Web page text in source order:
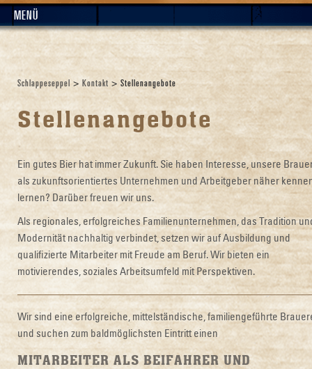
MENÜ
Schlappeseppel > Kontakt > Stellenangebote
Stellenangebote
Ein gutes Bier hat immer Zukunft. Sie haben Interesse, unsere
als zukunftsorientiertes Unternehmen und Arbeitgeber näher
lernen? Darüber freuen wir uns.
Als regionales, erfolgreiches Familienunternehmen, das Tradition
Modernität nachhaltig verbindet, setzen wir auf Ausbildung und
qualifizierte Mitarbeiter mit Freude am Beruf. Wir bieten ein
motivierendes, soziales Arbeitsumfeld mit Perspektiven.
Wir sind eine erfolgreiche, mittelständische, familiengeführte
und suchen zum baldmöglichsten Eintritt einen
MITARBEITER ALS BEIFAHRER UND